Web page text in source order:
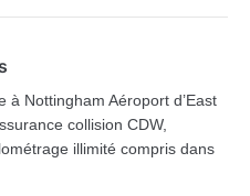
à Nottingham Aéroport d’East
collision CDW,
illimité compris dans